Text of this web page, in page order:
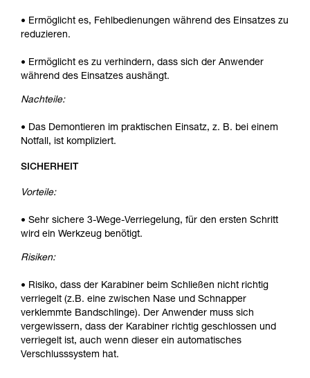
• Ermöglicht es, Fehlbedienungen während des Einsatzes zu
reduzieren.
• Ermöglicht es zu verhindern, dass sich der Anwender
während des Einsatzes aushängt.
Nachteile:
• Das Demontieren im praktischen Einsatz, z. B. bei einem
Notfall, ist kompliziert.
SICHERHEIT
Vorteile:
• Sehr sichere 3-Wege-Verriegelung, für den ersten Schritt
wird ein Werkzeug benötigt.
Risiken:
• Risiko, dass der Karabiner beim Schließen nicht richtig
verriegelt (z.B. eine zwischen Nase und Schnapper
verklemmte Bandschlinge). Der Anwender muss sich
vergewissern, dass der Karabiner richtig geschlossen und
verriegelt ist, auch wenn dieser ein automatisches
Verschlusssystem hat.